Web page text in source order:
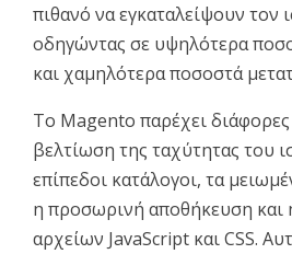
πιθανό να εγκαταλείψουν τον
οδηγώντας σε υψηλότερα
και χαμηλότερα ποσοστά
Το Magento παρέχει διάφορες
βελτίωση της ταχύτητας του
επίπεδοι κατάλογοι, τα
η προσωρινή αποθήκευση
αρχείων JavaScript και CSS.